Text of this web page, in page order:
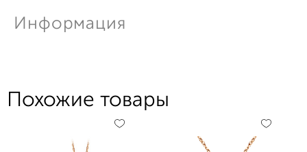
Информация
Похожие товары